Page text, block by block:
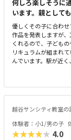
何しろ楽しそうに
います。親として
優しくその子に合わ
作品を発表しますが
くれるので、子ども
リキュラムが組まれ
んでいます。駅が近
内に、スーパーや図
ん。大人向けのパソ
グの時間は小学生だ
すが、息子が楽しみ
で、その点がとても有
越谷サンシティ教室の
体験者：小1/男の子
★★★★★ 4.0